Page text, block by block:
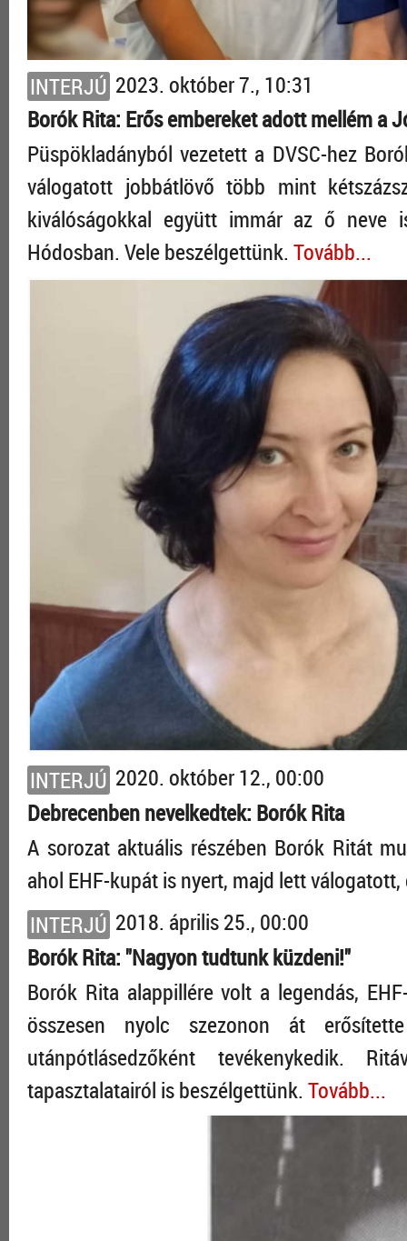
INTERJÚ 2023. október 7., 10:31
Borók Rita: Erős embereket adott mellém a
Püspökladányból vezetett a DVSC-hez
válogatott jobbátlövő több mint
kiválóságokkal együtt immár az ő neve
Hódosban. Vele beszélgettünk. Tovább...
INTERJÚ 2020. október 12., 00:00
Debrecenben nevelkedtek: Borók Rita
A sorozat aktuális részében Borók Ritát
ahol EHF-kupát is nyert, majd lett
INTERJÚ 2018. április 25., 00:00
Borók Rita: "Nagyon tudtunk küzdeni!"
Borók Rita alappillére volt a legendás,
összesen nyolc szezonon át
utánpótlásedzőként tevékenykedik.
tapasztalatairól is beszélgettünk. Tovább...